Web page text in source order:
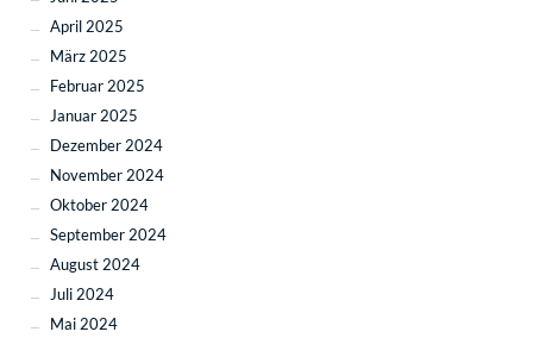
April 2025
März 2025
Februar 2025
Januar 2025
Dezember 2024
November 2024
Oktober 2024
September 2024
August 2024
Juli 2024
Mai 2024